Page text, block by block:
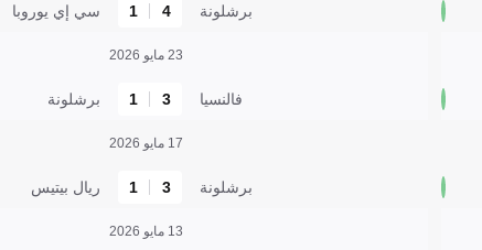
برشلونة 4
1 سي إي يوروبا
23 مايو 2026
فالنسيا 3
1 برشلونة
17 مايو 2026
برشلونة 3
1 ريال بيتيس
13 مايو 2026